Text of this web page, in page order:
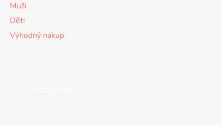
Muži
Děti
Výhodný nákup